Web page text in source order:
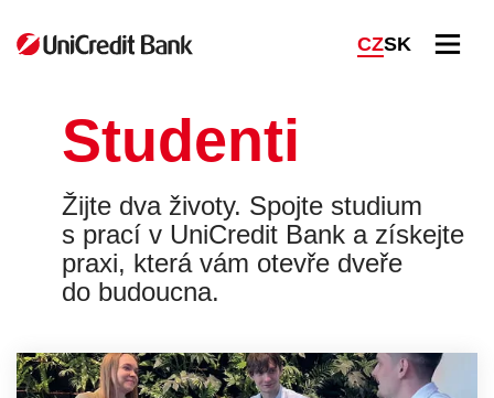
M
E
CZSK
Studenti
Žijte dva životy. Spojte studium
s prací v UniCredit Bank a získejte
praxi, která vám otevře dveře
do budoucna.